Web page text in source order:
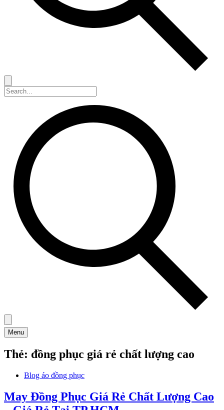
Menu
Thẻ: đồng phục giá rẻ chất lượng cao
Blog áo đồng phục
May Đồng Phục Giá Rẻ Chất Lượng Cao